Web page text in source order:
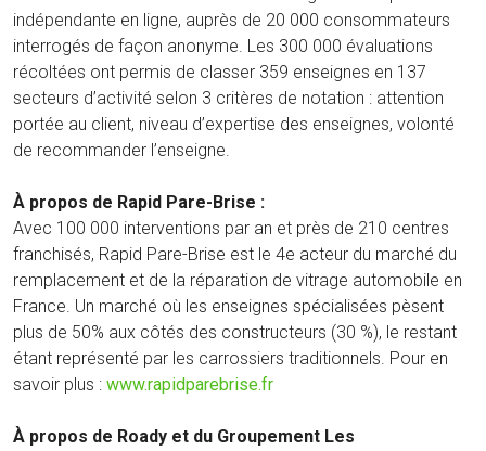
indépendante en ligne, auprès de 20 000 consommateurs
interrogés de façon anonyme. Les 300 000 évaluations
récoltées ont permis de classer 359 enseignes en 137
secteurs d’activité selon 3 critères de notation : attention
portée au client, niveau d’expertise des enseignes, volonté
de recommander l’enseigne.
À propos de Rapid Pare-Brise :
Avec 100 000 interventions par an et près de 210 centres
franchisés, Rapid Pare-Brise est le 4e acteur du marché du
remplacement et de la réparation de vitrage automobile en
France. Un marché où les enseignes spécialisées pèsent
plus de 50% aux côtés des constructeurs (30 %), le restant
étant représenté par les carrossiers traditionnels. Pour en
savoir plus : www.rapidparebrise.fr
À propos de Roady et du Groupement Les